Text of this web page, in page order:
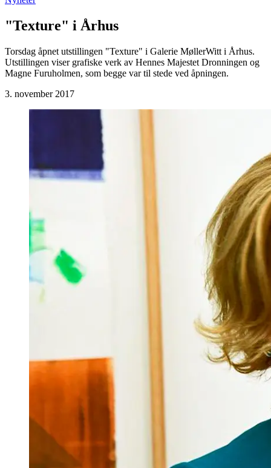
"Texture" i Århus
Torsdag åpnet utstillingen "Texture" i Galerie MøllerWitt i Århus.
Utstillingen viser grafiske verk av Hennes Majestet Dronningen og
Magne Furuholmen, som begge var til stede ved åpningen.
3. november 2017